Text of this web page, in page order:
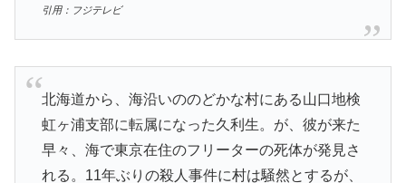
引用：フジテレビ
北海道から、海沿いののどかな村にある山口地検
虹ヶ浦支部に転属になった久利生。が、彼が来た
早々、海で東京在住のフリーターの死体が発見さ
れる。11年ぶりの殺人事件に村は騒然とするが、